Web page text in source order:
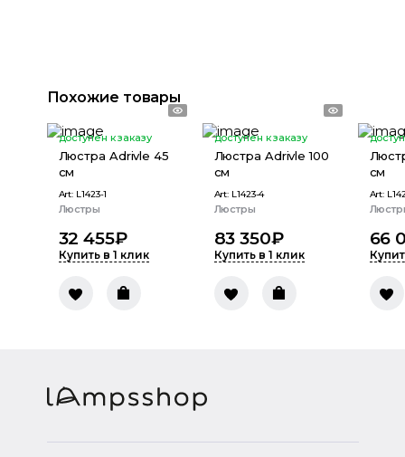
Похожие товары
доступен к заказу
Люстра Adrivle 45
см
Art: L1423-1
Люстры
32 455₽
Купить в 1 клик
доступен к заказу
Люстра Adrivle 100
см
Art: L1423-4
Люстры
83 350₽
Купить в 1 клик
см
Art:
66